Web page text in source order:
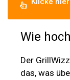
Wie
Der
das, was